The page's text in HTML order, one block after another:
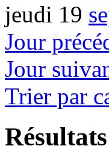
jeudi 19
Jour
Jour
Trier par